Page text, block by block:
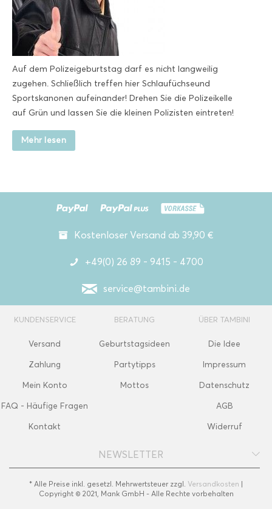
Auf dem Polizeigeburtstag darf es nicht langweilig
zugehen. Schließlich treffen hier Schlaufüchseund
Sportskanonen aufeinander! Drehen Sie die Polizeikelle
auf Grün und lassen Sie die kleinen Polizisten eintreten!
Mehr lesen
Kostenloser Versand ab 39,90 €
+49(0) 26 89 - 9415 - 4700
service@tambini.de
KUNDENSERVICE
Versand
Zahlung
Mein Konto
FAQ - Häufige Fragen
Kontakt
BERATUNG
Geburtstagsideen
Partytipps
Mottos
ÜBER TAMBINI
Die Idee
Impressum
Datenschutz
AGB
Widerruf
NEWSLETTER
* Alle Preise inkl. gesetzl. Mehrwertsteuer zzgl. Versandkosten |
Copyright © 2021, Mank GmbH - Alle Rechte vorbehalten